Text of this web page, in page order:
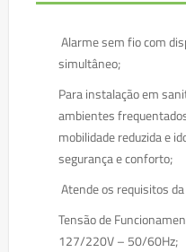
Alarme sem fio com
simultâneo;
Para instalação em
ambientes
mobilidade reduzida e
segurança e conforto;
Atende os requisitos
Tensão de
127/220V – 50/60Hz;